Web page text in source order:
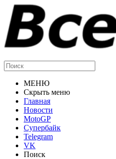
МЕНЮ
Скрыть меню
Главная
Новости
MotoGP
Супербайк
Telegram
VK
Поиск